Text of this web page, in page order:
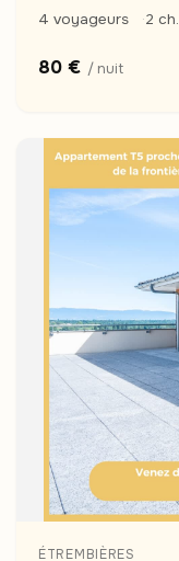
4 voyageurs
2 ch.
80 € / nuit
ÉTREMBIÈRES